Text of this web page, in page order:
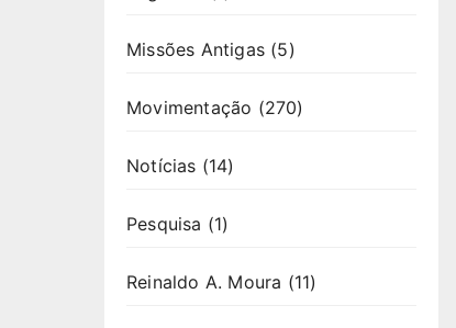
Missões Antigas (5)
Movimentação (270)
Notícias (14)
Pesquisa (1)
Reinaldo A. Moura (11)